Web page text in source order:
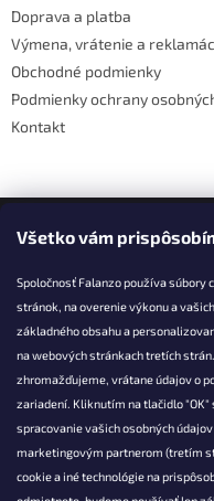
Všetko vám
Spoločnosť Falanzo používa súbory
stránok, na overenie výkonu a
základného obsahu a
na webových stránkach tretích
zhromažďujeme, vrátane údajov o
zariadení. Kliknutím na tlačidlo
spracovanie vašich osobných
marketingovým partnerom (tretím
cookie a iné technológie na
Doprava a platba
Výmena, vrátenie a
Obchodné podmienky
Podmienky ochrany
Kontakt
Facebook
KONTAKT
info@falanzo.sk
Falanzo.sk
FalanzoSK